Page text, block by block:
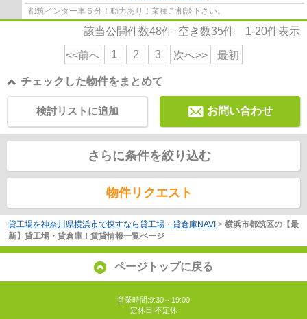
都筑インター車５分！動力あり！業種ご相談下さい。
該当公開件数48件 空き数35件 1-20件表示
<<前へ 1 2 3 次へ>> 最初
チェックした物件をまとめて
お問い合わせ
検討リストに追加
さらに条件を絞り込む
物件リクエスト
貸工場を神奈川県横浜市で探すなら貸工場・貸倉庫NAVI > 横浜市都筑区の【最
新】貸工場・貸倉庫！賃貸情報一覧ページ
ページトップに戻る
営業時間:9:30～19:00
定休日:不定休